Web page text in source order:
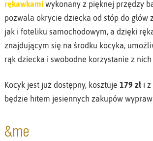
rękawkamiwykonany z pięknej przędzy
pozwala okrycie dziecka od stóp do głów
jak i foteliku samochodowym, a dzięki
znajdującym się na środku kocyka,
rąk dziecka i swobodne korzystanie z
Kocyk jest już dostępny, kosztuje 179 złi z
będzie hitem jesiennych zakupów
&me